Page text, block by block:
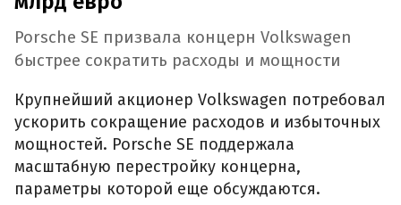
Porsche SE призвала концерн Volkswagen
быстрее сократить расходы и мощности
Крупнейший акционер Volkswagen потребовал
ускорить сокращение расходов и избыточных
мощностей. Porsche SE поддержала
масштабную перестройку концерна,
параметры которой еще обсуждаются.